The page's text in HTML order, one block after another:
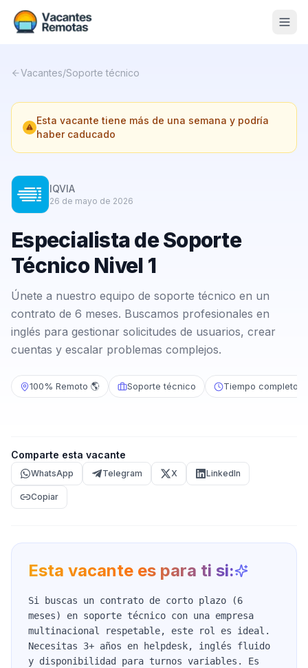
Nosotros
Contacto
Calculadora Freelance
Vacantes/Soporte técnico
Esta vacante tiene más de una semana y podría
haber caducado
IQVIA
26 de mayo de 2026
Especialista de Soporte
Técnico Nivel 1
Únete a nuestro equipo de soporte técnico en un
contrato de 6 meses. Buscamos profesionales en
inglés para gestionar solicitudes de usuarios, crear
cuentas y escalar problemas complejos.
100% Remoto 🌎 Soporte técnico Tiempo completo
Comparte esta vacante
WhatsApp Telegram X LinkedIn
Copiar
Esta vacante es para ti si:
Si buscas un contrato de corto plazo (6
meses) en soporte técnico con una empresa
multinacional respetable, este rol es ideal.
Necesitas 3+ años en helpdesk, inglés fluido
y disponibilidad para turnos variables. Es